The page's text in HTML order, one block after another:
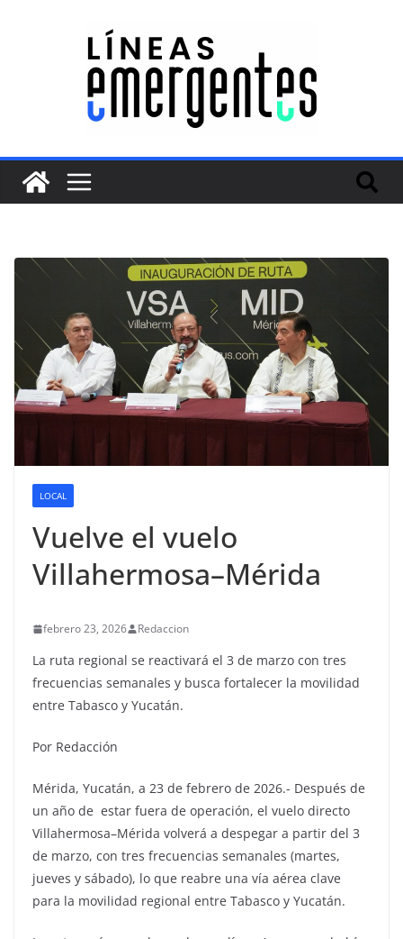
LOCAL
Vuelve el vuelo
Villahermosa–Mérida
febrero 23, 2026 Redaccion
La ruta regional se reactivará el 3 de marzo con tres
frecuencias semanales y busca fortalecer la movilidad
entre Tabasco y Yucatán.
Por Redacción
Mérida, Yucatán, a 23 de febrero de 2026.- Después de
un año de estar fuera de operación, el vuelo directo
Villahermosa–Mérida volverá a despegar a partir del 3
de marzo, con tres frecuencias semanales (martes,
jueves y sábado), lo que reabre una vía aérea clave
para la movilidad regional entre Tabasco y Yucatán.